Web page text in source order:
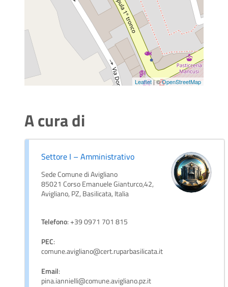
Leaflet| ©OpenStreetMap
A cura di
Settore I – Amministrativo
Sede Comune di Avigliano
85021 Corso Emanuele Gianturco,42,
Avigliano, PZ, Basilicata, Italia
Telefono: +39 0971 701 815
PEC:
comune.avigliano@cert.ruparbasilicata.it
Email:
pina.iannielli@comune.avigliano.pz.it